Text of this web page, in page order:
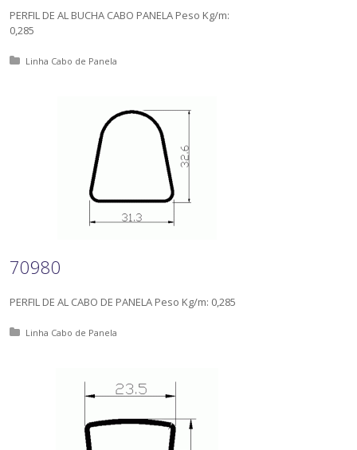
PERFIL DE AL BUCHA CABO PANELA Peso Kg/m:
0,285
Posted in:
Linha Cabo de Panela
70980
PERFIL DE AL CABO DE PANELA Peso Kg/m: 0,285
Posted in:
Linha Cabo de Panela